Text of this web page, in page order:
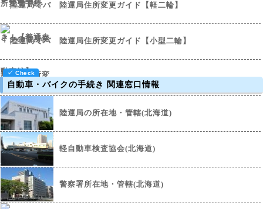
陸運局住所変更ガイド【軽二輪】
陸運局住所変更ガイド【小型二輪】
自動車・バイクの手続き 関連窓口情報
陸運局の所在地・管轄(北海道)
軽自動車検査協会(北海道)
警察署所在地・管轄(北海道)